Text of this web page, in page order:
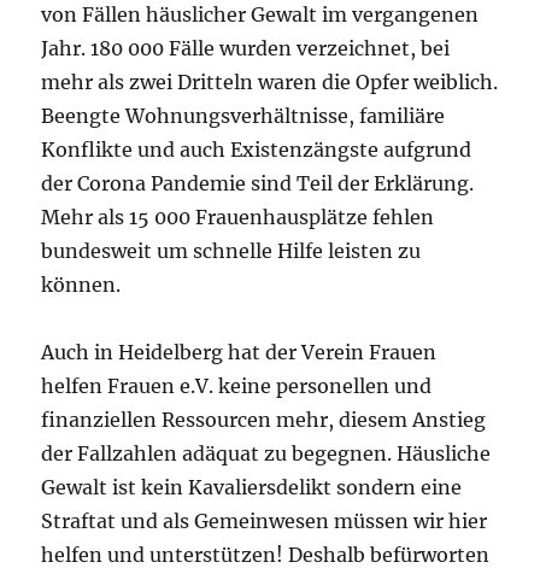
von Fällen häuslicher Gewalt im vergangenen
Jahr. 180 000 Fälle wurden verzeichnet, bei
mehr als zwei Dritteln waren die Opfer weiblich.
Beengte Wohnungsverhältnisse, familiäre
Konflikte und auch Existenzängste aufgrund
der Corona Pandemie sind Teil der Erklärung.
Mehr als 15 000 Frauenhausplätze fehlen
bundesweit um schnelle Hilfe leisten zu
können.
Auch in Heidelberg hat der Verein Frauen
helfen Frauen e.V. keine personellen und
finanziellen Ressourcen mehr, diesem Anstieg
der Fallzahlen adäquat zu begegnen. Häusliche
Gewalt ist kein Kavaliersdelikt sondern eine
Straftat und als Gemeinwesen müssen wir hier
helfen und unterstützen! Deshalb befürworten